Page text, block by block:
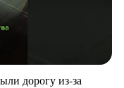
дорогу из-за